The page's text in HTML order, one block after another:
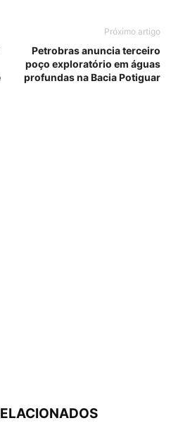
Próximo artigo
Petrobras anuncia terceiro
poço exploratório em águas
profundas na Bacia Potiguar